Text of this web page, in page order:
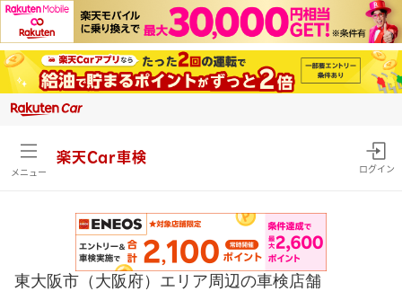
メニュー
楽天Car車検
ログイン
東大阪市（大阪府）エリア周辺の車検店舗